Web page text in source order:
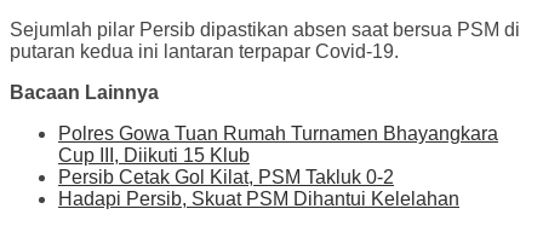
Sejumlah pilar Persib dipastikan absen saat bersua PSM di
putaran kedua ini lantaran terpapar Covid-19.
Bacaan Lainnya
Polres Gowa Tuan Rumah Turnamen Bhayangkara
Cup III, Diikuti 15 Klub
Persib Cetak Gol Kilat, PSM Takluk 0-2
Hadapi Persib, Skuat PSM Dihantui Kelelahan